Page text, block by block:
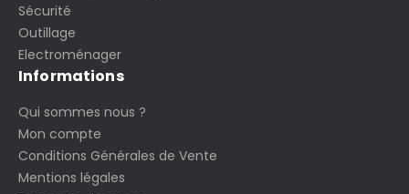
Sécurité
Outillage
Electroménager
Informations
Qui sommes nous ?
Mon compte
Conditions Générales de Vente
Mentions légales